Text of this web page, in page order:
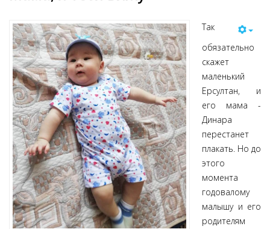
Так
обязательно
скажет
маленький
Ерсултан, и
его мама -
Динара
перестанет
плакать. Но до
этого
момента
годовалому
малышу и его
родителям